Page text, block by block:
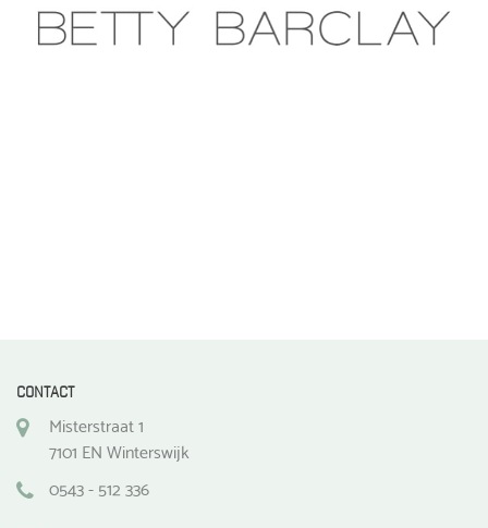
gekozen
worden
CONTACT
Misterstraat 1
7101 EN Winterswijk
0543 - 512 336